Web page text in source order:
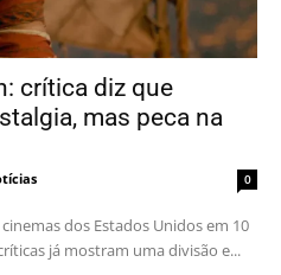
crítica diz que
mas peca na
0
dos Estados Unidos em 10
já mostram uma divisão e...